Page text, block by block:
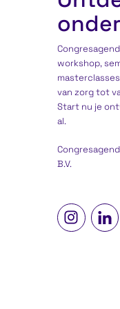
workshop,
van zorg tot
Start nu je
al.
B.V.